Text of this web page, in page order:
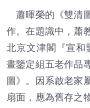
蕭暉榮的《雙清
作。在題識中，蕭
北京文津閣『宣
畫鑒定組五老作品
圖》。因系啟老家
扇面，應為舊存之